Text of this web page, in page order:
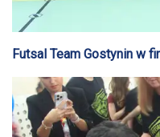
Futsal Team Gostynin w